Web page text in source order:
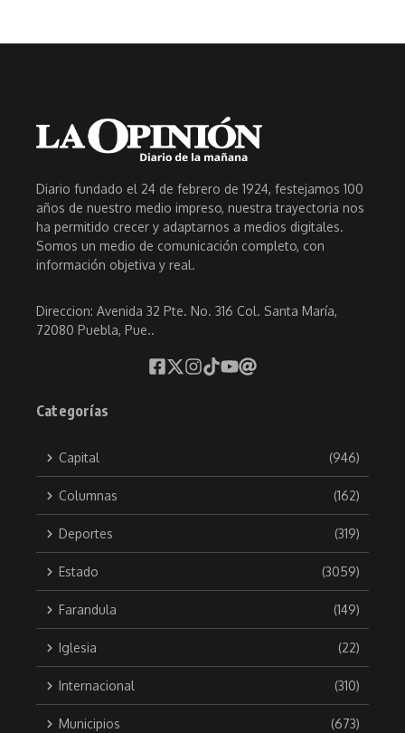
Diario fundado el 24 de febrero de 1924, festejamos 100
años de nuestro medio impreso, nuestra trayectoria nos
ha permitido crecer y adaptarnos a medios digitales.
Somos un medio de comunicación completo, con
información objetiva y real.
Direccion: Avenida 32 Pte. No. 316 Col. Santa María,
72080 Puebla, Pue..
Categorías
Capital (946)
Columnas (162)
Deportes (319)
Estado (3059)
Farandula (149)
Iglesia (22)
Internacional (310)
Municipios (673)